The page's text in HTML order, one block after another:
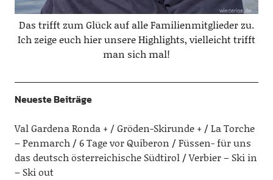
Das trifft zum Glück auf alle Familienmitglieder zu.
Ich zeige euch hier unsere Highlights, vielleicht trifft
man sich mal!
Neueste Beiträge
Val Gardena Ronda + / Gröden-Skirunde +
La Torche
– Penmarch
6 Tage vor Quiberon
Füssen- für uns
das deutsch österreichische Südtirol
Verbier – Ski in
– Ski out